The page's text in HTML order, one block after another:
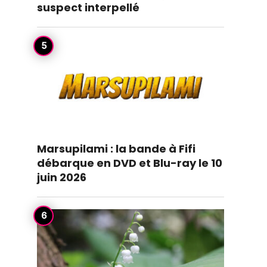
suspect interpellé
Marsupilami : la bande à Fifi
débarque en DVD et Blu-ray le 10
juin 2026